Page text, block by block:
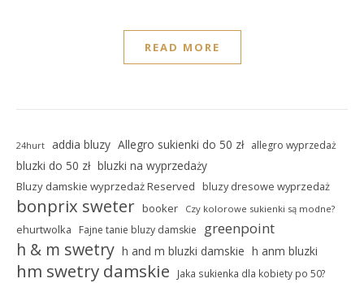
READ MORE
24hurt addia bluzy Allegro sukienki do 50 zł allegro wyprzedaż
bluzki do 50 zł bluzki na wyprzedaży
Bluzy damskie wyprzedaż Reserved bluzy dresowe wyprzedaż
bonprix sweter booker Czy kolorowe sukienki są modne?
ehurtwolka Fajne tanie bluzy damskie greenpoint
h & m swetry h and m bluzki damskie h anm bluzki
hm swetry damskie Jaka sukienka dla kobiety po 50?